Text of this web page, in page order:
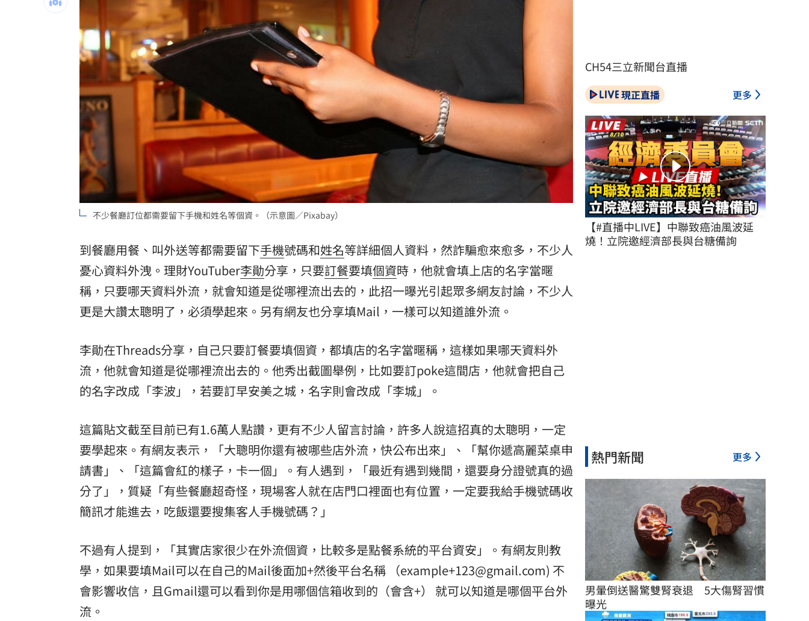
華德動能創新板上市 搶攻海外市場 10:51
開第一槍撕曹雨婷！田路路突喊當時太衝動 10:49
蔣萬安同意疫苗資料塗黑卻喊黑箱？醫怒轟 10:49
放手泰山拚再起／分手泰山 王子斷念復仇 10:49
台灣彩券開獎直播中 20:31
LIVE三立+24小時直播 15:27
三立iNEWS新聞台線上直播 18:00
AI時代！威力馬導入智慧營運系統提升效率
商場戰國來臨 台中「頂奢大道」逐漸成形 12:00
「拍片人的多重宇宙」職涯論壇9/12登場！ 10:30
8國球員齊聚高雄 Formosa 7s掀足球熱潮 10:00
理想混蛋號召粉絲跨海追星吃美食！ 18:15
不少餐廳訂位都需要留下手機和姓名等個資。（示意圖／Pixabay）
到餐廳用餐、叫外送等都需要留下手機號碼和姓名等詳細個人資料，然詐騙愈來愈多，不少人
憂心資料外洩。理財YouTuber李勛分享，只要訂餐要填個資時，他就會填上店的名字當暱
稱，只要哪天資料外流，就會知道是從哪裡流出去的，此招一曝光引起眾多網友討論，不少人
更是大讚太聰明了，必須學起來。另有網友也分享填Mail，一樣可以知道誰外流。
李勛在Threads分享，自己只要訂餐要填個資，都填店的名字當暱稱，這樣如果哪天資料外
流，他就會知道是從哪裡流出去的。他秀出截圖舉例，比如要訂poke這間店，他就會把自己
的名字改成「李波」，若要訂早安美之城，名字則會改成「李城」。
這篇貼文截至目前已有1.6萬人點讚，更有不少人留言討論，許多人說這招真的太聰明，一定
要學起來。有網友表示，「大聰明你還有被哪些店外流，快公布出來」、「幫你遞高麗菜桌申
請書」、「這篇會紅的樣子，卡一個」。有人遇到，「最近有遇到幾間，還要身分證號真的過
分了」，質疑「有些餐廳超奇怪，現場客人就在店門口裡面也有位置，一定要我給手機號碼收
簡訊才能進去，吃飯還要搜集客人手機號碼？」
不過有人提到，「其實店家很少在外流個資，比較多是點餐系統的平台資安」。有網友則教
學，如果要填Mail可以在自己的Mail後面加+然後平台名稱 （example+123@gmail.com) 不
會影響收信，且Gmail還可以看到你是用哪個信箱收到的（會含+） 就可以知道是哪個平台外
流。
CH54三立新聞台直播
現正直播 更多
【#直播中LIVE】中聯致癌油風波延
燒！立院邀經濟部長與台糖備詢
熱門新聞 更多
男暈倒送醫驚雙腎衰退　5大傷腎習慣
曝光